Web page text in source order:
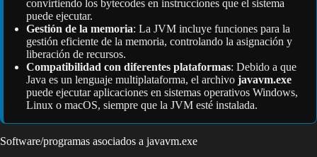
convirtiendo los bytecodes en instrucciones que el sistema
puede ejecutar.
Gestión de la memoria: La JVM incluye funciones para la
gestión eficiente de la memoria, controlando la asignación y
liberación de recursos.
Compatibilidad con diferentes plataformas: Debido a que
Java es un lenguaje multiplataforma, el archivo javavm.exe
puede ejecutar aplicaciones en sistemas operativos Windows,
Linux o macOS, siempre que la JVM esté instalada.
Software/programas asociados a javavm.exe